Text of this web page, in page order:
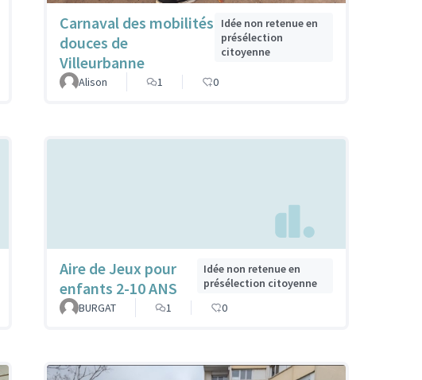
Carnaval des mobilités
douces de
Villeurbanne
Idée non retenue en
présélection
citoyenne
Alison 1 0
Aire de Jeux pour
enfants 2-10 ANS
Idée non retenue en
présélection citoyenne
BURGAT
1 0